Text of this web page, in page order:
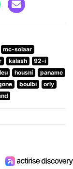
mc-solaar
kalash
92-i
housni
paname
boulbi
orly